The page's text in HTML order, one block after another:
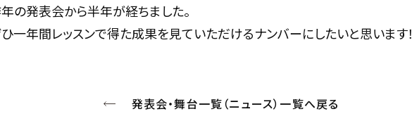
の発表会から半年が経ちました。
一年間レッスンで得た成果を見ていただけるナンバーにしたいと思います！
発表会・舞台一覧（ニュース）一覧へ戻る